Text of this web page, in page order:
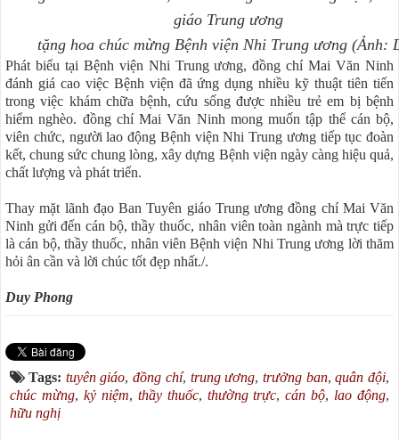
giáo Trung ương
tặng hoa chúc mừng Bệnh viện Nhi Trung ương (Ảnh:
Phát biểu tại Bệnh viện Nhi Trung ương, đồng chí Mai Văn Ninh
đánh giá cao việc Bệnh viện đã ứng dụng nhiều kỹ thuật tiên tiến
trong việc khám chữa bệnh, cứu sống được nhiều trẻ em bị bệnh
hiểm nghèo. đồng chí Mai Văn Ninh mong muốn tập thể cán bộ,
viên chức, người lao động Bệnh viện Nhi Trung ương tiếp tục đoàn
kết, chung sức chung lòng, xây dựng Bệnh viện ngày càng hiệu quả,
chất lượng và phát triển.
Thay mặt lãnh đạo Ban Tuyên giáo Trung ương đồng chí Mai Văn
Ninh gửi đến cán bộ, thầy thuốc, nhân viên toàn ngành mà trực tiếp
là cán bộ, thầy thuốc, nhân viên Bệnh viện Nhi Trung ương lời thăm
hỏi ân cần và lời chúc tốt đẹp nhất./.
Duy Phong
Tags: tuyên giáo,đồng chí, trung ương, trưởng ban,quân đội,
chúc mừng, kỷ niệm, thầy thuốc, thường trực,cán bộ, lao động,
hữu nghị